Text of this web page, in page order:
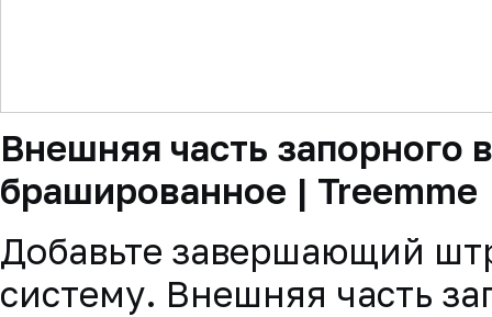
Внешняя часть запорного
брашированное | Treemme
Добавьте завершающий
систему. Внешняя часть